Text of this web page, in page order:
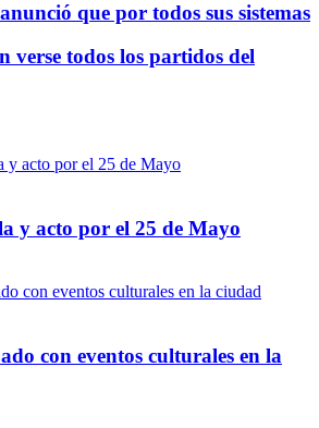
que por todos sus sistemas
verse todos los partidos del
y acto por el 25 de Mayo
con eventos culturales en la